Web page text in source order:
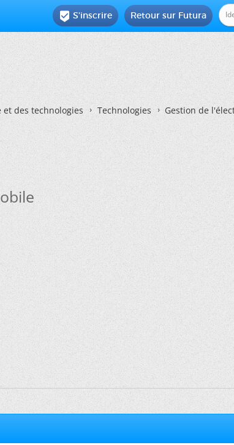
Retour sur Futura
 S'inscrire
des technologies Technologies Gestion de